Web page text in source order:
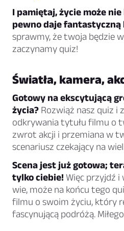
I pamiętaj, życie może
pewno daje fantastyczną
sprawmy, że twoja będzie
zaczynamy quiz!
Światła, kamera,
Gotowy na ekscytującą
życia? Rozwiąż nasz quiz i
odkrywania tytułu filmu o
zwrot akcji i przemiana w
scenariusz czekający na
Scena jest już gotowa;
tylko ciebie! Więc przyjdź i
wie, może na końcu tego
filmu o swoim życiu, który
fascynującą podróżą.